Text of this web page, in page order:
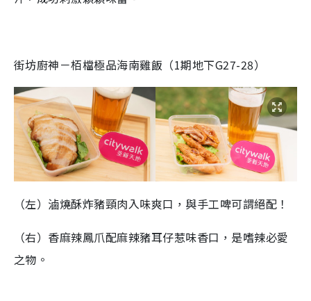
街坊廚神－栢檔極品海南雞飯（1期地下G27-28）
（左）滷燒酥炸豬頸肉入味爽口，與手工啤可謂絕配！
（右）香麻辣鳳爪配麻辣豬耳仔惹味香口，是嗜辣必愛
之物。